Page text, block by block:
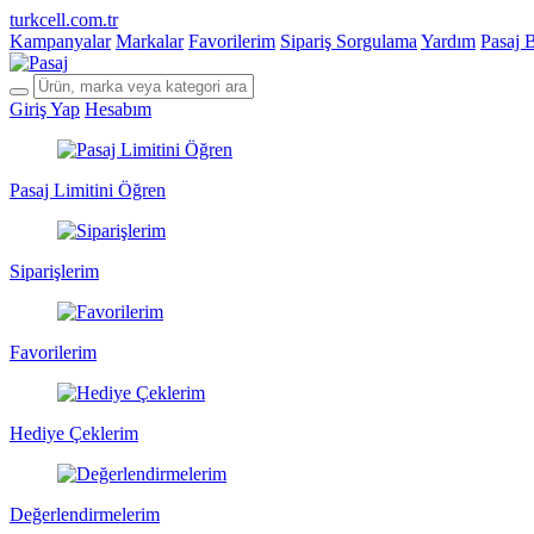
turkcell.com.tr
Kampanyalar Markalar Favorilerim Sipariş Sorgulama Yardım Pasaj
Giriş Yap Hesabım
Pasaj Limitini Öğren
Siparişlerim
Favorilerim
Hediye Çeklerim
Değerlendirmelerim